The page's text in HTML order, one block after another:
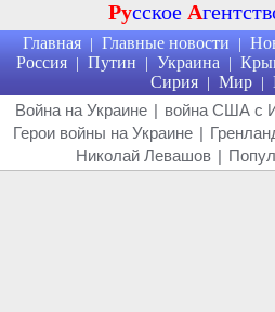
Русское А
Главная | Главные новости |
Россия | Путин | Украина |
Сирия | Мир |
Война на Украине | война США с
Герои войны на Украине |
Николай Левашов |